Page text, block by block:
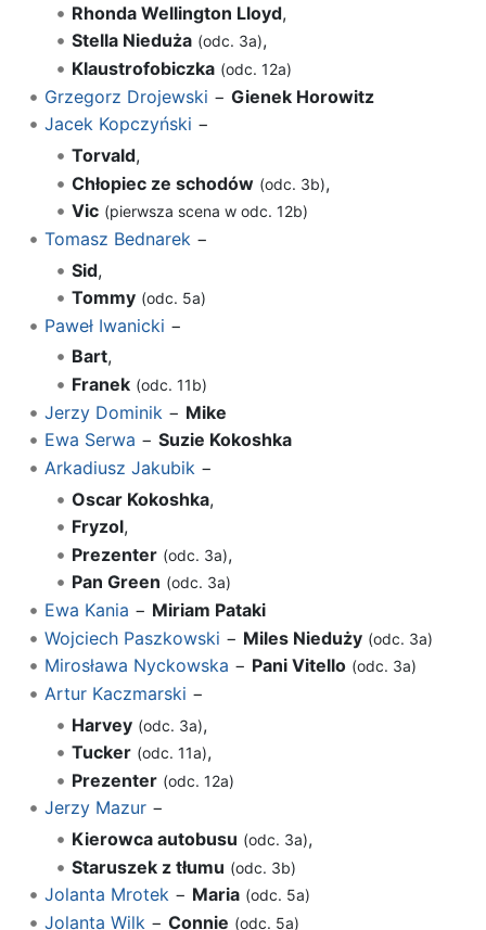
Rhonda Wellington Lloyd,
Stella Nieduża (odc. 3a),
Klaustrofobiczka (odc. 12a)
Grzegorz Drojewski − Gienek Horowitz
Jacek Kopczyński −
Torvald,
Chłopiec ze schodów (odc. 3b),
Vic (pierwsza scena w odc. 12b)
Tomasz Bednarek −
Sid,
Tommy (odc. 5a)
Paweł Iwanicki −
Bart,
Franek (odc. 11b)
Jerzy Dominik − Mike
Ewa Serwa − Suzie Kokoshka
Arkadiusz Jakubik −
Oscar Kokoshka,
Fryzol,
Prezenter (odc. 3a),
Pan Green (odc. 3a)
Ewa Kania − Miriam Pataki
Wojciech Paszkowski − Miles Nieduży (odc. 3a)
Mirosława Nyckowska − Pani Vitello (odc. 3a)
Artur Kaczmarski −
Harvey (odc. 3a),
Tucker (odc. 11a),
Prezenter (odc. 12a)
Jerzy Mazur−
Kierowca autobusu (odc. 3a),
Staruszek z tłumu (odc. 3b)
Jolanta Mrotek− Maria (odc. 5a)
Jolanta Wilk − Connie (odc. 5a)